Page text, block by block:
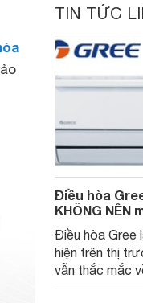
TIN TỨC
Điều hòa
KHÔNG NÊN
Điều hòa Gree
hiện trên thị
vẫn thắc mắc
Trong bài viết